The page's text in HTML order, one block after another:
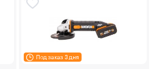
Под заказ 3 дня